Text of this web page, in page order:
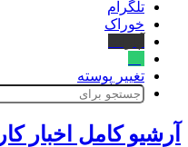
تلگرام
خوراک
تغییر پوسته
آرشیو کامل اخبار